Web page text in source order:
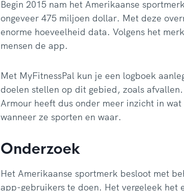
Begin 2015 nam het Amerikaanse
ongeveer 475 miljoen dollar. Met deze
enorme hoeveelheid data. Volgens het
mensen de app.
Met MyFitnessPal kun je een logboek
doelen stellen op dit gebied, zoals
Armour heeft dus onder meer inzicht in
wanneer ze sporten en waar.
Onderzoek
Het Amerikaanse sportmerk besloot met
app-gebruikers te doen. Het vergeleek het